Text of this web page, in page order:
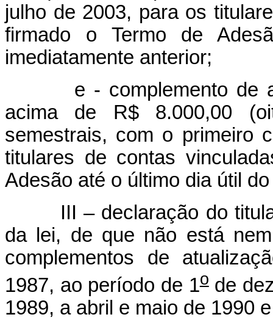
julho de 2003, para os
firmado o Termo de
imediatamente anterior;
e - complemento de
acima de R$ 8.000,00
semestrais, com o primeiro
titulares de contas
Adesão até o último dia útil
III – declaração do titular
da lei, de que não está
complementos de
1987, ao período de 1ode
1989, a abril e maio de 1990